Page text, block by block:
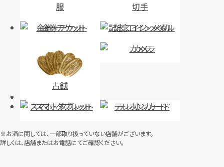
服
切手
金券・チケット
記念コイン・メダル
古銭
カメラ
スマホ・タブレット テレホンカード
※お酒に関しては、一部取り扱っていない店舗がございます。
詳しくは、店舗またはお電話にてご確認ください。